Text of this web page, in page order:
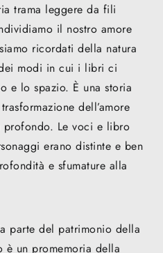
trama leggere da fili
il nostro amore
ricordati della natura
modi in cui i libri ci
e lo spazio. È una storia
dell’amore
Le voci e libro
erano distinte e ben
e sfumature alla
parte del patrimonio della
è un promemoria della